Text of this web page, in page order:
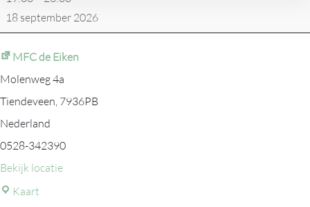
18 september 2026
MFC de Eiken
Molenweg 4a
Tiendeveen, 7936PB
Nederland
0528-342390
Bekijk locatie
Kaart